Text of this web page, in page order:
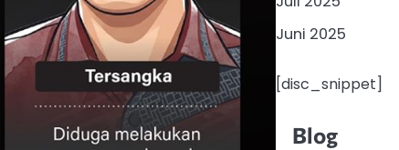
Juni 2025
[disc_snippet]
Blog